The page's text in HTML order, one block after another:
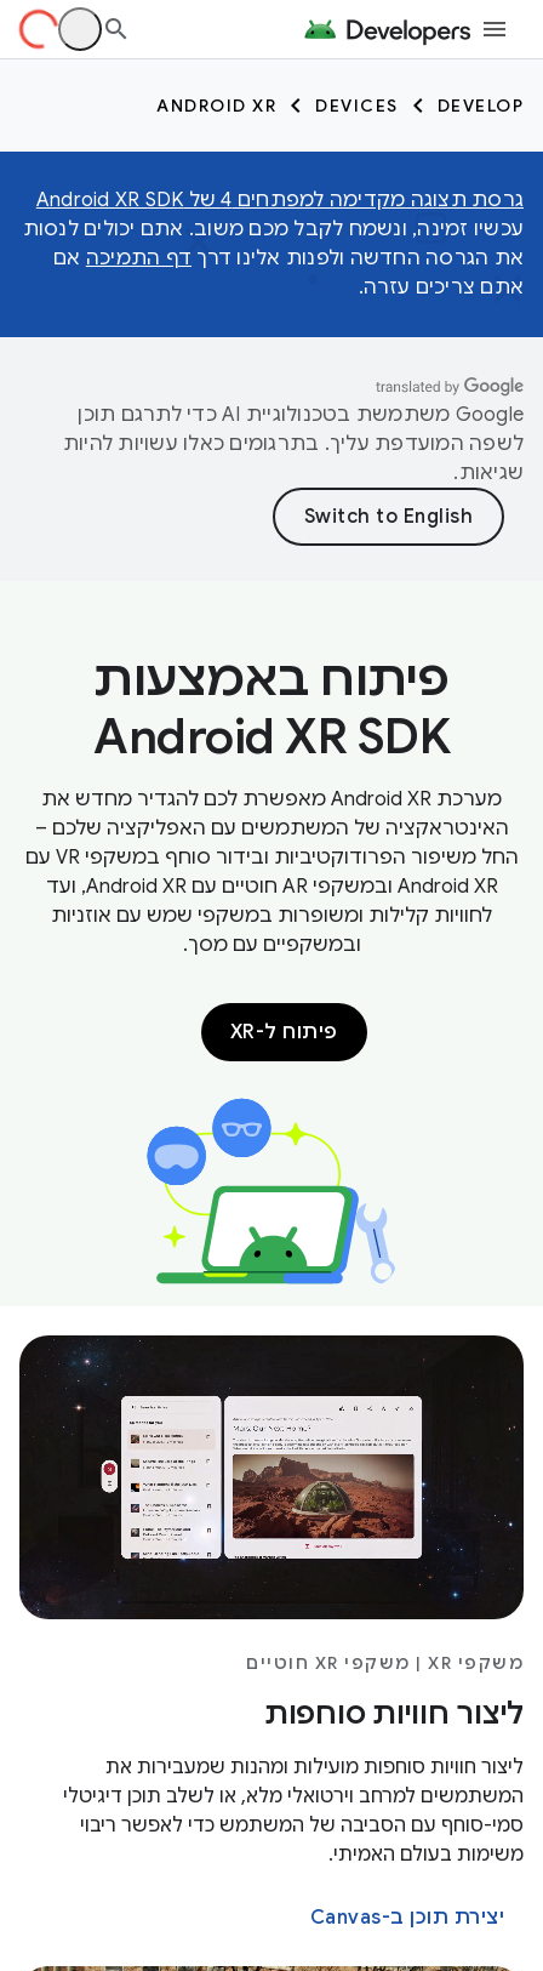
DEVELOP
DEVICES
ANDROID XR
גרסת תצוגה מקדימה למפתחים 4 של Android XR SDK
עכשיו זמינה, ונשמח לקבל מכם משוב. אתם יכולים לנסות
את הגרסה החדשה ולפנות אלינו דרך דף התמיכה אם
אתם צריכים עזרה.
‫Google משתמשת בטכנולוגיית AI כדי לתרגם תוכן
לשפה המועדפת עליך. בתרגומים כאלו עשויות להיות
שגיאות.
פיתוח באמצעות
Android XR SDK
מערכת Android XR מאפשרת לכם להגדיר מחדש את
האינטראקציה של המשתמשים עם האפליקציה שלכם –
החל משיפור הפרודוקטיביות ובידור סוחף במשקפי VR עם
Android XR ובמשקפי AR חוטיים עם Android XR, ועד
לחוויות קלילות ומשופרות במשקפי שמש עם אוזניות
ובמשקפיים עם מסך.
פיתוח ל-XR
משקפי XR | משקפי XR חוטיים
ליצור חוויות סוחפות
ליצור חוויות סוחפות מועילות ומהנות שמעבירות את
המשתמשים למרחב וירטואלי מלא, או לשלב תוכן דיגיטלי
סמי-סוחף עם הסביבה של המשתמש כדי לאפשר ריבוי
משימות בעולם האמיתי.
יצירת תוכן ב-Canvas